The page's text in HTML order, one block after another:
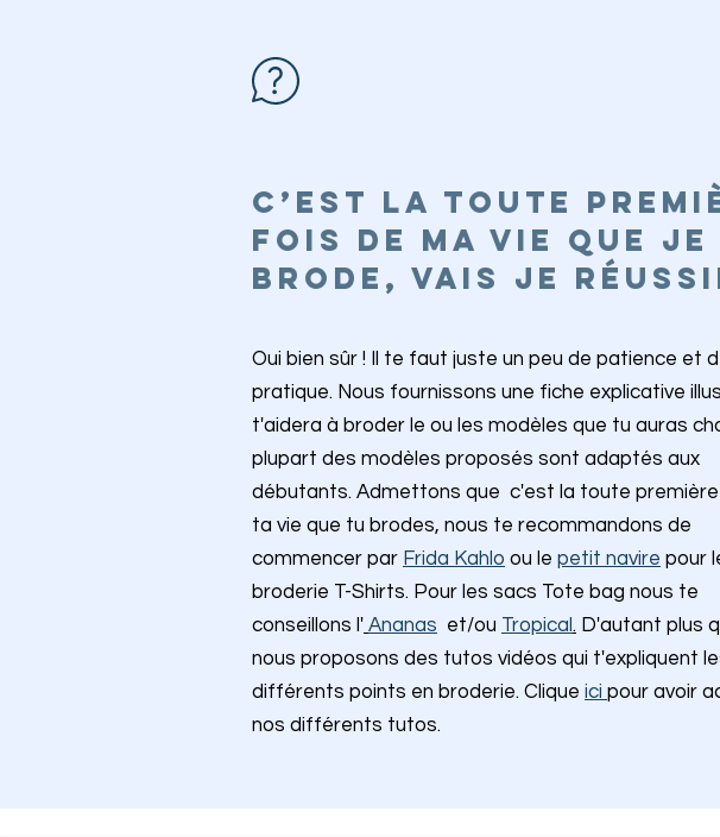
C’EST LA toute
FOIS DE MA VIE QUE JE
BRODE, VAIS JE
Oui bien sûr ! Il te faut juste un peu de patience et
pratique. Nous fournissons une fiche explicative
t'aidera à broder le ou les modèles que tu auras
plupart des modèles proposés sont adaptés aux
débutants. Admettons que c'est la toute
ta vie que tu brodes, nous te recommandons de
commencer par Frida Kahlo ou le petit navire pour
broderie T-Shirts. Pour les sacs Tote bag nous te
conseillons l' Ananas et/ou Tropical . D'autant plus
nous proposons des tutos vidéos qui t'expliquent
différents points en broderie. Clique ici pour avoir
nos différents tutos.